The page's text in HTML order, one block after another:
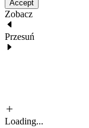
Accept
Zobacz
Przesuń
Loading...